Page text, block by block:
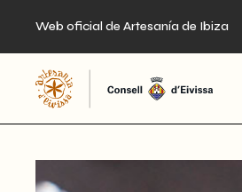
content
Web oficial de Artesanía de Ibiza